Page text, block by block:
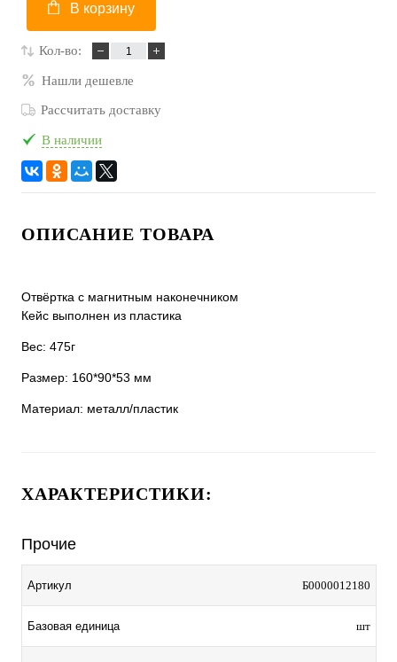
В корзину
Кол-во:
Нашли дешевле
Рассчитать доставку
В наличии
ОПИСАНИЕ ТОВАРА
Отвёртка с магнитным наконечником
Кейс выполнен из пластика
Вес: 475г
Размер: 160*90*53 мм
Материал: металл/пластик
ХАРАКТЕРИСТИКИ:
Прочие
Артикул Б0000012180
Базовая единица шт